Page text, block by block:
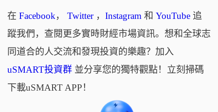
在 Facebook， Twitter， Instagram和 YouTube追
蹤我們，查閱更多實時財經市場資訊。想和全球志
同道合的人交流和發現投資的樂趣？加入
uSMART投資群並分享您的獨特觀點！立刻掃碼
下載uSMART APP！